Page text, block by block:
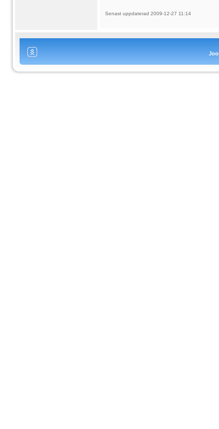
Senast uppdaterad 2009-12-27 11:14